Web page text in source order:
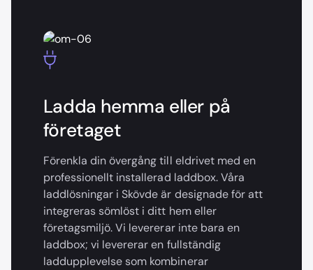
Ladda hemma eller på
företaget
Förenkla din övergång till eldrivet med en
professionellt installerad laddbox. Våra
laddlösningar i Skövde är designade för att
integreras sömlöst i ditt hem eller
företagsmiljö. Vi levererar inte bara en
laddbox; vi levererar en fullständig
laddupplevelse som kombinerar